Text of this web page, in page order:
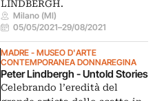
LINDBERGH.
Milano (MI)
05/05/2021–29/08/2021
MADRE - MUSEO D'ARTE
CONTEMPORANEA DONNAREGINA
Peter Lindbergh - Untold Stories
Celebrando l’eredità del